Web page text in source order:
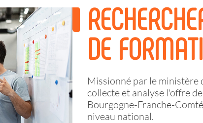
DE
Missionné par le ministère
collecte et analyse l'offre
Bourgogne-Franche-
niveau national.